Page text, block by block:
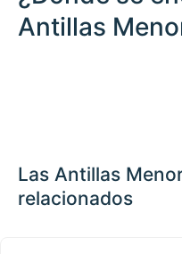
Antillas
Las Antillas
relacionados